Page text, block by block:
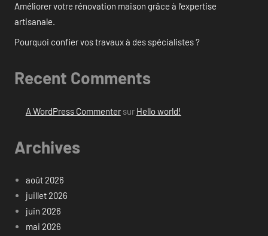
Améliorer votre rénovation maison grâce à l’expertise
artisanale.
Pourquoi confier vos travaux à des spécialistes ?
Recent Comments
A WordPress Commentersur Hello world!
Archives
août 2026
juillet 2026
juin 2026
mai 2026